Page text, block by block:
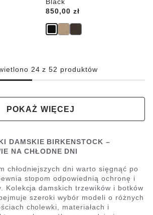
Price:
850,00 zł
24 z 52 produktów
POKAŻ WIĘCEJ
DAMSKIE BIRKENSTOCK –
NA CHŁODNE DNI
chłodniejszych dni warto sięgnąć po
stopom odpowiednią ochronę i
Kolekcja damskich trzewików i botków
szeroki wybór modeli o różnych
cholewki, materiałach i